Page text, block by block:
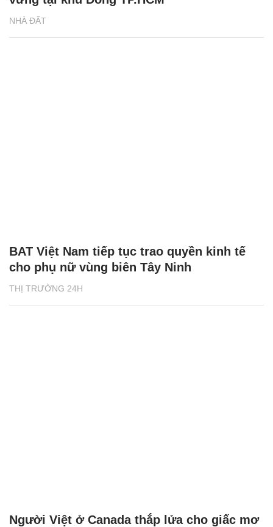
NHÀ ĐẤT
THỊ TRƯỜNG 24H
BAT Việt Nam tiếp tục trao quyền kinh tế
cho phụ nữ vùng biên Tây Ninh
Người Việt ở Canada thắp lửa cho giấc mơ